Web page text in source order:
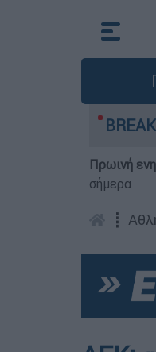
σε red code
Πρωινή
σήμερα
┋